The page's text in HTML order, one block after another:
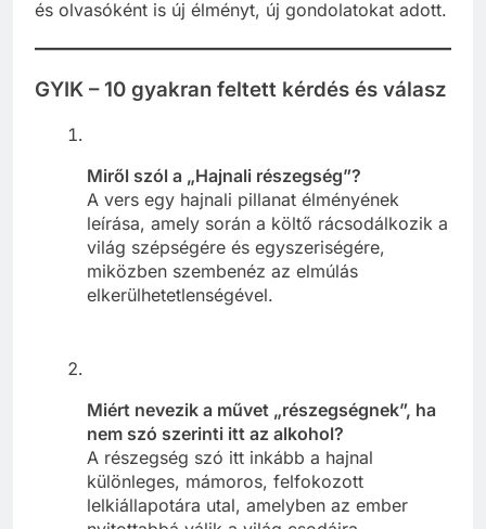
és olvasóként is új élményt, új gondolatokat adott.
GYIK – 10 gyakran feltett kérdés és válasz
Miről szól a „Hajnali részegség”?
A vers egy hajnali pillanat élményének
leírása, amely során a költő rácsodálkozik a
világ szépségére és egyszeriségére,
miközben szembenéz az elmúlás
elkerülhetetlenségével.
Miért nevezik a művet „részegségnek”, ha
nem szó szerinti itt az alkohol?
A részegség szó itt inkább a hajnal
különleges, mámoros, felfokozott
lelkiállapotára utal, amelyben az ember